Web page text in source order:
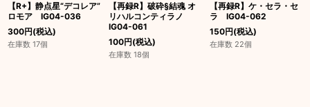
【R+】静点星“デコレア”
ロモア IG04-036
300円(税込)
在庫数 17個
【再録R】破砕§結魂 オ
リハルコンティラノ
IG04-061
100円(税込)
在庫数 18個
【再録R】ケ・セラ・セ
ラ IG04-062
150円(税込)
在庫数 22個